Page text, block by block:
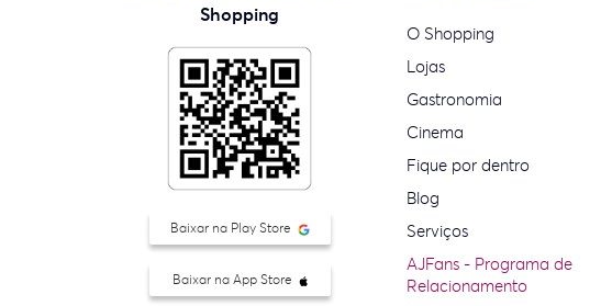
Shopping
Baixar na Play Store
Baixar na App Store
O Shopping
Lojas
Gastronomia
Cinema
Fique por dentro
Blog
Serviços
AJFans - Programa de
Relacionamento